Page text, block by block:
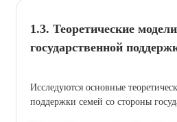
1.3. Теоретические модели
государственной
Исследуются основные
поддержки семей со стороны